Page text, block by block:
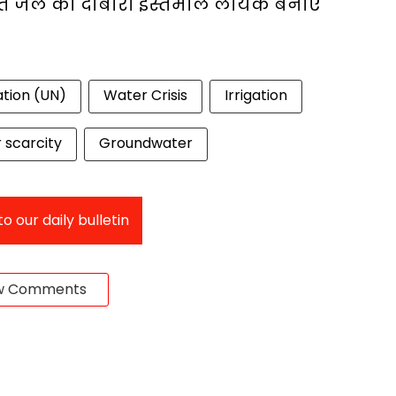
(UN) Water Crisis Irrigation
scarcity Groundwater
our daily bulletin
Comments